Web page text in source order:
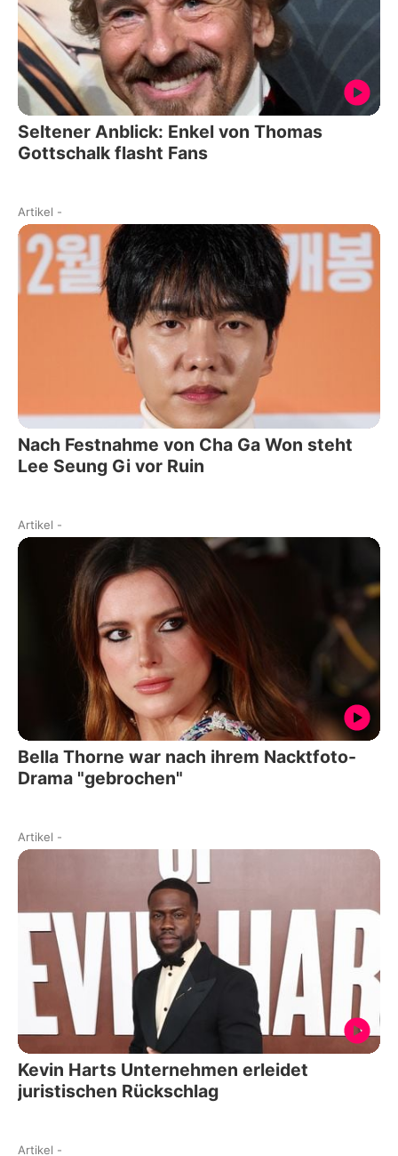
Seltener Anblick: Enkel von Thomas
Gottschalk flasht Fans
Artikel -
Nach Festnahme von Cha Ga Won steht
Lee Seung Gi vor Ruin
Artikel -
Bella Thorne war nach ihrem Nacktfoto-
Drama "gebrochen"
Artikel -
Kevin Harts Unternehmen erleidet
juristischen Rückschlag
Artikel -